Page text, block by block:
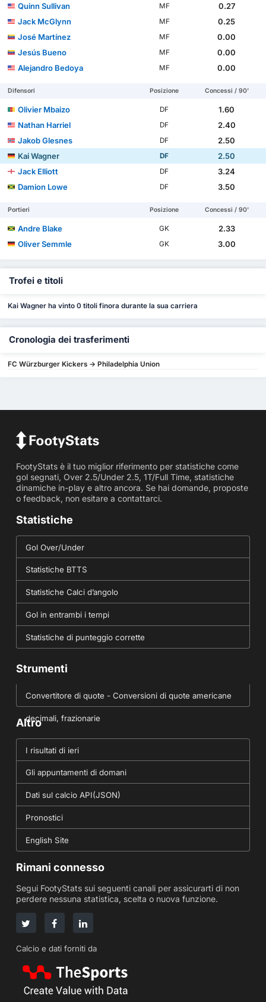
Quinn Sullivan
MF
0.27
Jack McGlynn
MF
0.25
José Martínez
MF
0.00
Jesús Bueno
MF
0.00
Alejandro Bedoya
MF 0.00
Difensori Posizione Concessi / 90'
Olivier Mbaizo DF
1.60
Nathan Harriel
DF
2.40
Jakob Glesnes
DF
2.50
Kai Wagner
DF
2.50
Jack Elliott
DF
3.24
Damion Lowe
DF 3.50
Portieri Posizione Concessi / 90'
Andre Blake GK
2.33
Oliver Semmle
GK 3.00
Trofei e titoli
Kai Wagner ha vinto 0 titoli finora durante la sua carriera
Cronologia dei trasferimenti
FC Würzburger Kickers -> Philadelphia Union
FootyStats è il tuo miglior riferimento per statistiche come
gol segnati, Over 2.5/Under 2.5, 1T/Full Time, statistiche
dinamiche in-play e altro ancora. Se hai domande, proposte
o feedback, non esitare a contattarci.
Statistiche
Gol Over/Under
Statistiche BTTS
Statistiche Calci d’angolo
Gol in entrambi i tempi
Statistiche di punteggio corrette
Strumenti
Convertitore di quote - Conversioni di quote americane
decimali, frazionarie
Altro
I risultati di ieri
Gli appuntamenti di domani
Dati sul calcio API(JSON)
Pronostici
English Site
Rimani connesso
Segui FootyStats sui seguenti canali per assicurarti di non
perdere nessuna statistica, scelta o nuova funzione.
Calcio e dati forniti da